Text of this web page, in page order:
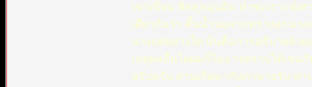
เขาเขียน ฟัตหุลมุนอิม ทำชะเราะห์
เดียวกันว่า คั้นน้ำนมจากทรวงอกนา
นางแต่อย่างใด นั่นคือการอธิบายด้ว
เหตุผลอื่นใดผมก็ไม่อาจทราบได้เช่น
อรับครับ ท่านเกิดมากับภาษาอรับ ท่